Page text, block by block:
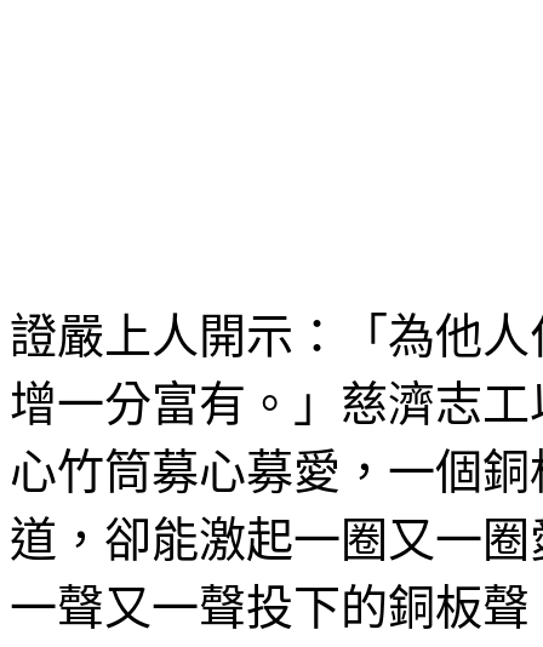
證嚴上人開示：「為他
增一分富有。」慈濟志
心竹筒募心募愛，一個
道，卻能激起一圈又一
一聲又一聲投下的銅板